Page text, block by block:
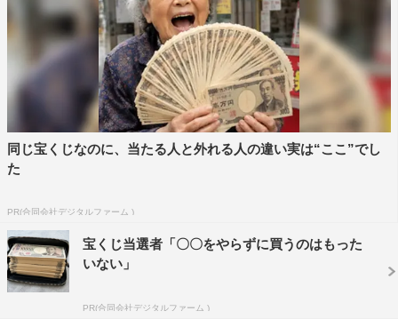
『キタに恋した！』飯田圭織©HBC
番組情報
『キタに恋した！』
HBC
2023年9月30日（土）深夜0時58分～1時28分
MC：飯田圭織
同じ宝くじなのに、当たる人と外れる人の違い実は“ここ”でし
た
PR(合同会社デジタルファーム )
宝くじ当選者「〇〇をやらずに買うのはもった
いない」
PR(合同会社デジタルファーム )